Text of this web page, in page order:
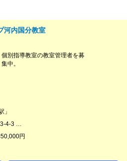
河内国分教室
個別指導教室の教室管理者を募
集中。
」
4-3 …
円